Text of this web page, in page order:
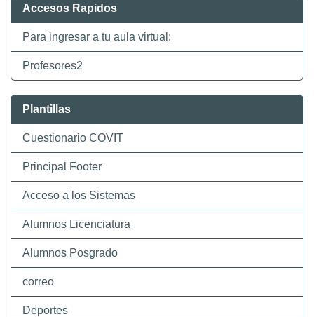
Accesos Rapidos
Para ingresar a tu aula virtual:
Profesores2
Plantillas
Cuestionario COVIT
Principal Footer
Acceso a los Sistemas
Alumnos Licenciatura
Alumnos Posgrado
correo
Deportes